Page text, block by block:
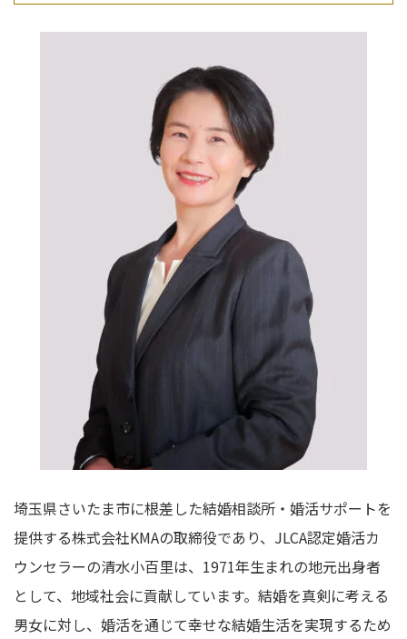
埼玉県さいたま市に根差した結婚相談所・婚活サポートを
提供する株式会社KMAの取締役であり、JLCA認定婚活カ
ウンセラーの清水小百里は、1971年生まれの地元出身者
として、地域社会に貢献しています。結婚を真剣に考える
男女に対し、婚活を通じて幸せな結婚生活を実現するため